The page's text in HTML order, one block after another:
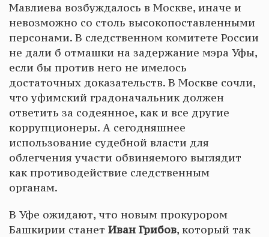
Мавлиева возбуждалось в Москве, иначе и
невозможно со столь высокопоставленными
персонами. В следственном комитете России
не дали б отмашки на задержание мэра Уфы,
если бы против него не имелось
достаточных доказательств. В Москве сочли,
что уфимский градоначальник должен
ответить за содеянное, как и все другие
коррупционеры. А сегодняшнее
использование судебной власти для
облегчения участи обвиняемого выглядит
как противодействие следственным
органам.
В Уфе ожидают, что новым прокурором
Башкирии станет Иван Грибов, который так